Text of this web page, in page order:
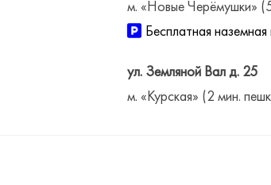
м. «Новые Черёмушки»
Бесплатная
ул. Земляной Вал д. 25
м. «Курская» (2 мин.